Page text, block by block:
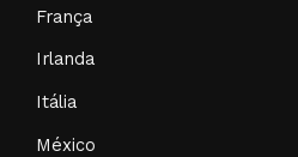
França
Irlanda
Itália
México